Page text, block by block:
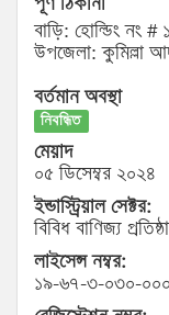
বাড়ি: হোল্ডিং নং
উপজেলা: কুমিল্লা
বর্তমান অবস্থা
নিবন্ধিত
মেয়াদ
০৫ ডিসেম্বর ২০২৪
ইন্ডাস্ট্রিয়াল সেক্টর:
বিবিধ বাণিজ্য
লাইসেন্স নম্বর:
১৯-৬৭-৩-০৩০-